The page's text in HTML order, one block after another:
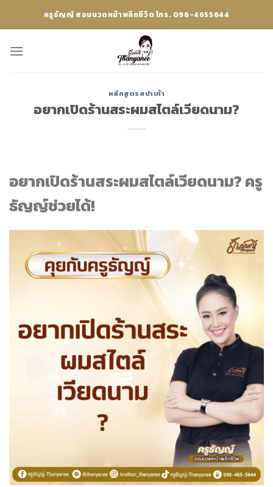
ครูธัญญ์ สอนนวดหน้าพลิกชีวิต โทร. 096-4655644
หลักสูตรสปาเท้า
อยากเปิดร้านสระผมสไตล์เวียดนาม?
อยากเปิดร้านสระผมสไตล์เวียดนาม? ครู
ธัญญ์ช่วยได้!